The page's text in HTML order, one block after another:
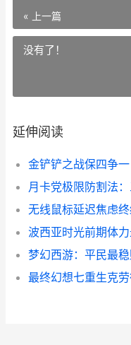
« 上一篇
没有了！
延伸阅读
金铲铲之战保四争
月卡党极限防割法
无线鼠标延迟焦虑
波西亚时光前期体
梦幻西游：平民最
最终幻想七重生克